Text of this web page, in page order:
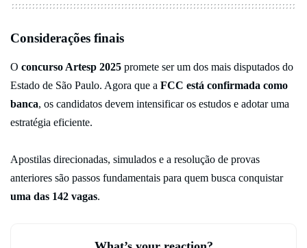
Considerações finais
O concurso Artesp 2025 promete ser um dos mais disputados do
Estado de São Paulo. Agora que a FCC está confirmada como
banca, os candidatos devem intensificar os estudos e adotar uma
estratégia eficiente.
Apostilas direcionadas, simulados e a resolução de provas
anteriores são passos fundamentais para quem busca conquistar
uma das 142 vagas.